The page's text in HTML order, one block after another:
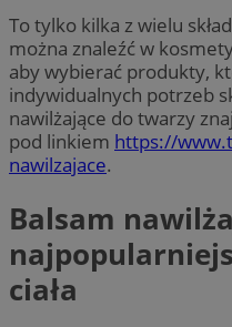
To tylko kilka z wielu
można znaleźć w
aby wybierać produkty,
indywidualnych potrzeb
nawilżające do twarzy
pod linkiem https://
nawilzajace.
Balsam
ciała